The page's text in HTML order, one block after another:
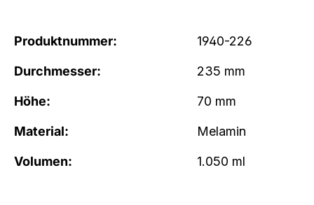
Produktnummer: 1940-226
Durchmesser: 235 mm
Höhe: 70 mm
Material: Melamin
Volumen: 1.050 ml